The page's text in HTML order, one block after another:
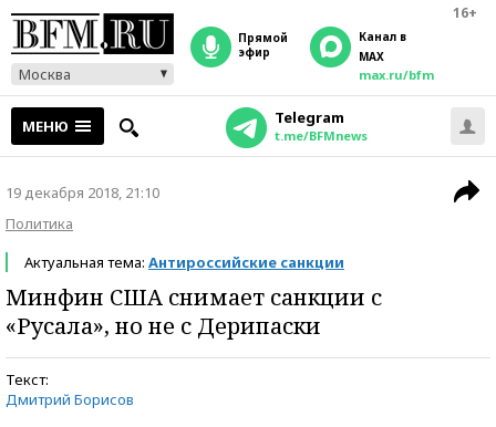
16+
Москва
прямой
эфир
Канал в
MAX
max.ru/bfm
МЕНЮ Telegram
t.me/BFMnews
19 декабря 2018, 21:10
Политика
Актуальная тема: Антироссийские санкции
Минфин США снимает санкции с
«Русала», но не с Дерипаски
Текст:
Дмитрий Борисов